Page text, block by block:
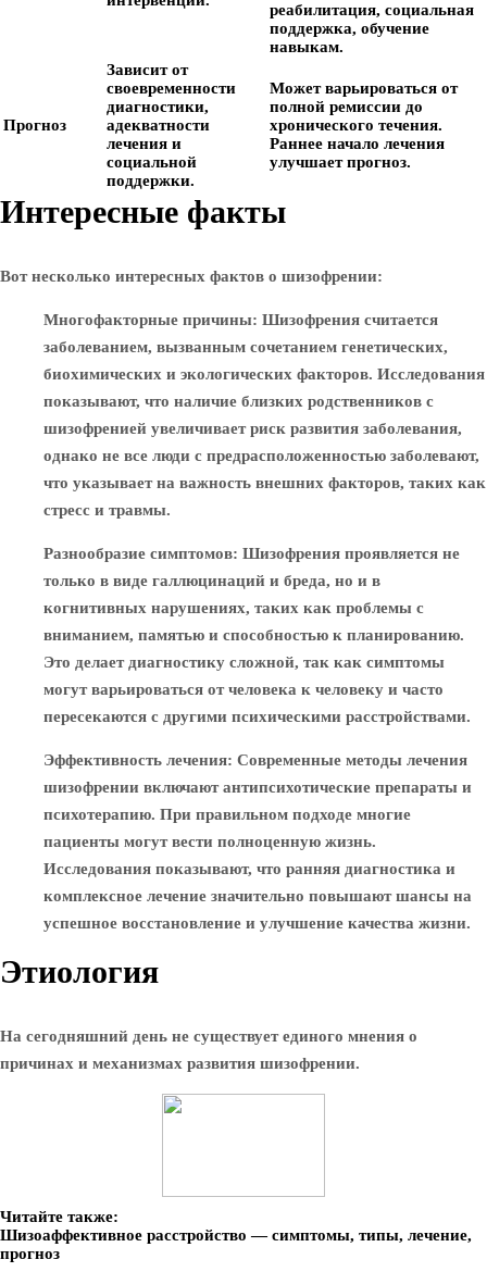
реабилитация, социальная
поддержка, обучение
навыкам.
Прогноз
Зависит от
своевременности
диагностики,
адекватности
лечения и
социальной
поддержки.
Может варьироваться от
полной ремиссии до
хронического течения.
Раннее начало лечения
улучшает прогноз.
Интересные факты
Вот несколько интересных фактов о шизофрении:
Многофакторные причины: Шизофрения считается
заболеванием, вызванным сочетанием генетических,
биохимических и экологических факторов. Исследования
показывают, что наличие близких родственников с
шизофренией увеличивает риск развития заболевания,
однако не все люди с предрасположенностью заболевают,
что указывает на важность внешних факторов, таких как
стресс и травмы.
Разнообразие симптомов: Шизофрения проявляется не
только в виде галлюцинаций и бреда, но и в
когнитивных нарушениях, таких как проблемы с
вниманием, памятью и способностью к планированию.
Это делает диагностику сложной, так как симптомы
могут варьироваться от человека к человеку и часто
пересекаются с другими психическими расстройствами.
Эффективность лечения: Современные методы лечения
шизофрении включают антипсихотические препараты и
психотерапию. При правильном подходе многие
пациенты могут вести полноценную жизнь.
Исследования показывают, что ранняя диагностика и
комплексное лечение значительно повышают шансы на
успешное восстановление и улучшение качества жизни.
Этиология
На сегодняшний день не существует единого мнения о
причинах и механизмах развития шизофрении.
Читайте также:
Шизоаффективное расстройство — симптомы, типы, лечение,
прогноз